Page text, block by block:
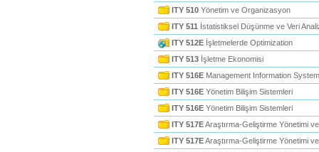
ITY 510 Yönetim ve Organizasyon
ITY 511 İstatistiksel Düşünme ve Veri
ITY 512E İşletmelerde Optimization
ITY 513 İşletme Ekonomisi
ITY 516E Management Information
ITY 516E Yönetim Bilişim Sistemleri
ITY 516E Yönetim Bilişim Sistemleri
ITY 517EAraştırma-Geliştirme Yönetimi
ITY 517EAraştırma-Geliştirme Yönetimi